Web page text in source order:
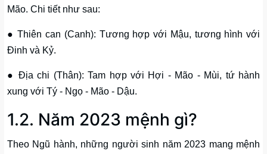
Mão. Chi tiết như sau:
● Thiên can (Canh): Tương hợp với Mậu, tương hình với
Đinh và Kỷ.
● Địa chi (Thân): Tam hợp với Hợi - Mão - Mùi, tứ hành
xung với Tý - Ngọ - Mão - Dậu.
1.2. Năm 2023 mệnh gì?
Theo Ngũ hành, những người sinh năm 2023 mang mệnh